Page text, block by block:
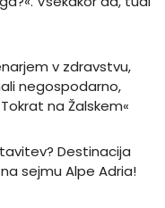
v zdravstvu,
negospodarno,
na Žalskem«
Destinacija
sejmu Alpe Adria!